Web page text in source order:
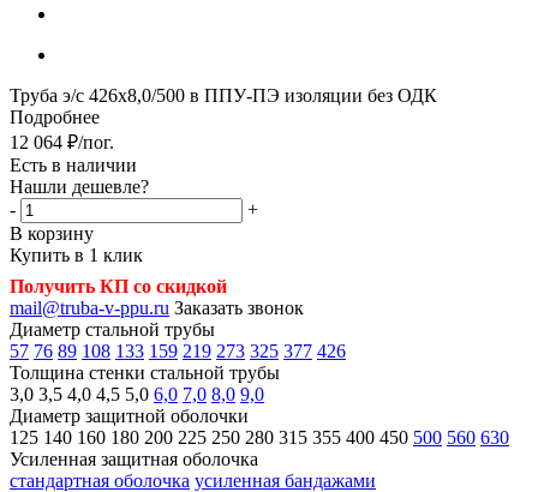
Труба э/с 426х8,0/500 в ППУ-ПЭ изоляции без ОДК
Подробнее
12 064 ₽/пог.
Есть в наличии
Нашли дешевле?
-
+
В корзину
Купить в 1 клик
Получить КП со скидкой
mail@truba-v-ppu.ru Заказать звонок
Диаметр стальной трубы
57 76 89 108 133 159 219 273 325 377 426
Толщина стенки стальной трубы
3,0 3,5 4,0 4,5 5,0 6,0 7,0 8,0 9,0
Диаметр защитной оболочки
125 140 160 180 200 225 250 280 315 355 400 450 500 560 630
Усиленная защитная оболочка
стандартная оболочка усиленная бандажами